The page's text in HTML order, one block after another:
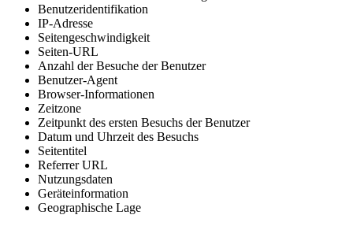
Benutzeridentifikation
IP-Adresse
Seitengeschwindigkeit
Seiten-URL
Anzahl der Besuche der Benutzer
Benutzer-Agent
Browser-Informationen
Zeitzone
Zeitpunkt des ersten Besuchs der Benutzer
Datum und Uhrzeit des Besuchs
Seitentitel
Referrer URL
Nutzungsdaten
Geräteinformation
Geographische Lage